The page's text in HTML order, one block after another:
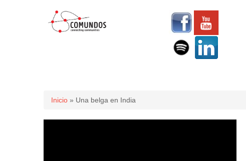
Usted está aquí
Inicio » Una belga en India